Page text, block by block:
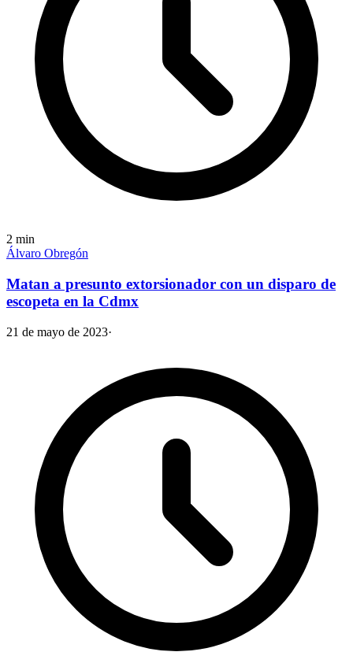
2 min
Álvaro Obregón
Matan a presunto extorsionador con un disparo de
escopeta en la Cdmx
21 de mayo de 2023·